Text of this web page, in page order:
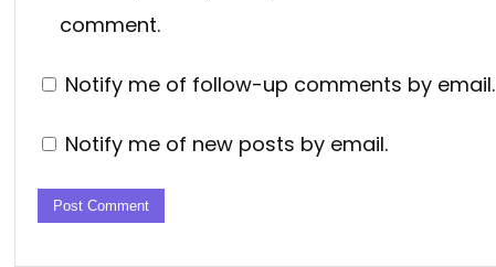
comment.
Notify me of follow-up comments by email.
Notify me of new posts by email.